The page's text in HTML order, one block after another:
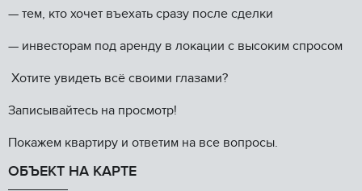
— тем, кто хочет въехать сразу после сделки
— инвесторам под аренду в локации с высоким спросом
Хотите увидеть всё своими глазами?
Записывайтесь на просмотр!
Покажем квартиру и ответим на все вопросы.
ОБЪЕКТ НА КАРТЕ